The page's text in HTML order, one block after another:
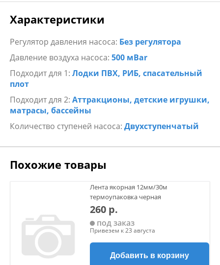
Характеристики
Регулятор давления насоса: Без регулятора
Давление воздуха насоса: 500 мBar
Подходит для 1: Лодки ПВХ, РИБ, спасательный
плот
Подходит для 2: Аттракционы, детские игрушки,
матрасы, бассейны
Количество ступеней насоса: Двухступенчатый
Похожие товары
Лента якорная 12мм/30м
термоупаковка черная
260 р.
под заказ
Привезем к 23 августа
Добавить в корзину